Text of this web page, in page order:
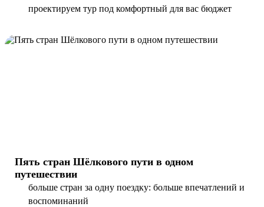
проектируем тур под комфортный для вас бюджет
Пять стран Шёлкового пути в одном
путешествии
больше стран за одну поездку: больше впечатлений и
воспоминаний